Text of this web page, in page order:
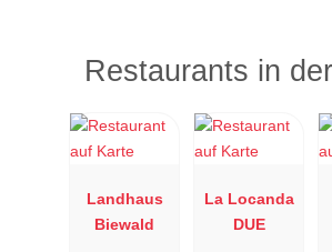
Restaurants in
Landhaus
Biewald
La Locanda
DUE